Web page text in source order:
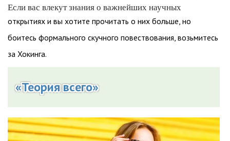
Если вас влекут знания о важнейших научных
открытиях и вы хотите прочитать о них больше, но
боитесь формального скучного повествования, возьмитесь
за Хокинга.
«Теория всего»